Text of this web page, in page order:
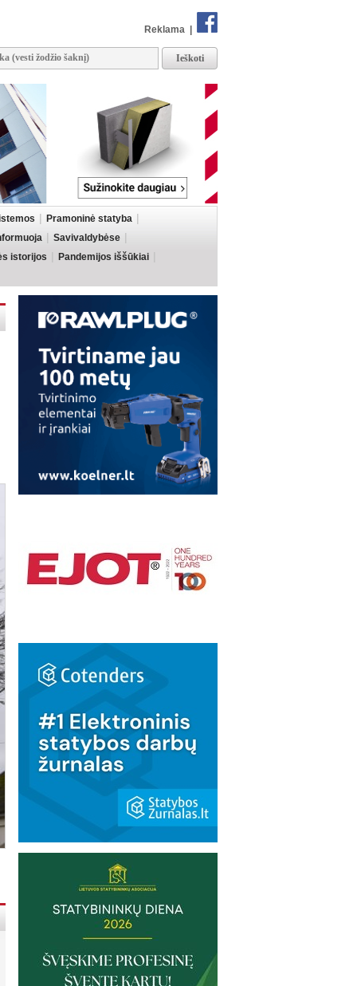
Reklama
Pramoninė statyba
Savivaldybėse
istorijos
Pandemijos iššūkiai